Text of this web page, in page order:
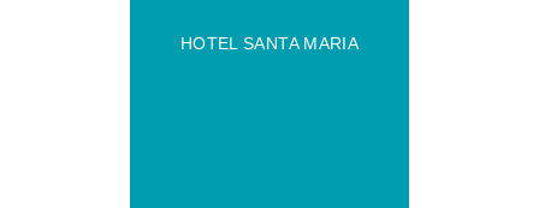
HOTEL SANTA MARIA